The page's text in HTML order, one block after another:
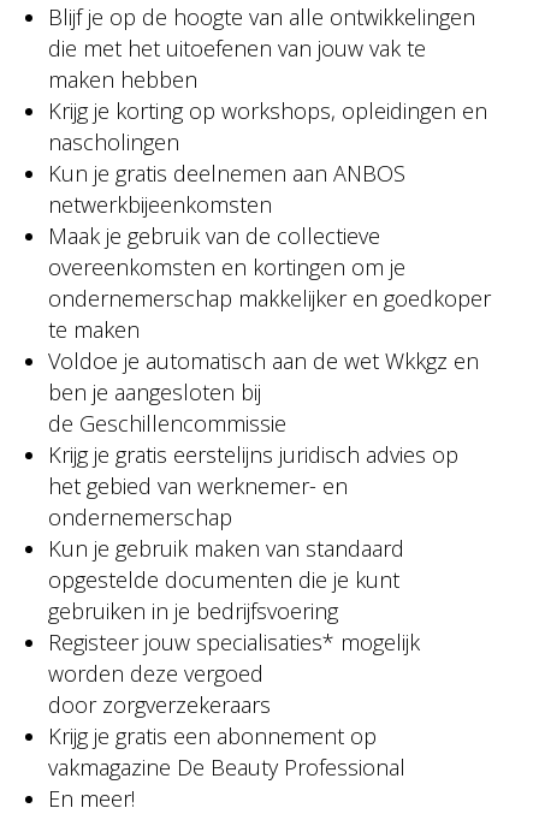
Blijf je op de hoogte van alle ontwikkelingen
die met het uitoefenen van jouw vak te
maken hebben
Krijg je korting op workshops, opleidingen en
nascholingen
Kun je gratis deelnemen aan ANBOS
netwerkbijeenkomsten
Maak je gebruik van de collectieve
overeenkomsten en kortingen om je
ondernemerschap makkelijker en goedkoper
te maken
Voldoe je automatisch aan de wet Wkkgz en
ben je aangesloten bij
de Geschillencommissie
Krijg je gratis eerstelijns juridisch advies op
het gebied van werknemer- en
ondernemerschap
Kun je gebruik maken van standaard
opgestelde documenten die je kunt
gebruiken in je bedrijfsvoering
Registeer jouw specialisaties* mogelijk
worden deze vergoed
door zorgverzekeraars
Krijg je gratis een abonnement op
vakmagazine De Beauty Professional
En meer!